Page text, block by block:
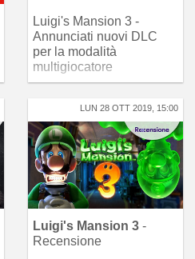
Luigi's Mansion 3 -
Annunciati nuovi DLC
per la modalità
multigiocatore
LUN 28 OTT 2019, 15:00
Luigi's Mansion 3 -
Recensione